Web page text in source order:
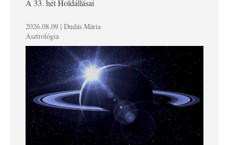
A 33. hét Holdállásai
2026.08.09 | Dudás Mária
Asztrológia